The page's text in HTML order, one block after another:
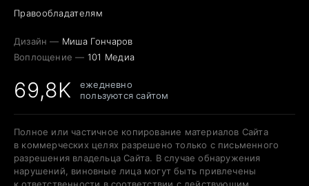
Правообладателям
Дизайн — Миша Гончаров
Воплощение — 101 Медиа
69,8K
ежедневно
пользуются сайтом
Полное или частичное копирование материалов Сайта
в коммерческих целях разрешено только с письменного
разрешения владельца Сайта. В случае обнаружения
нарушений, виновные лица могут быть привлечены
к ответственности в соответствии с действующим